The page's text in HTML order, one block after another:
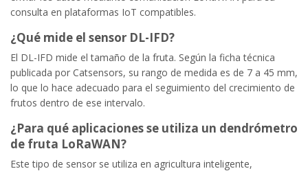
consulta en plataformas IoT compatibles.
¿Qué mide el sensor DL-IFD?
El DL-IFD mide el tamaño de la fruta. Según la ficha técnica
publicada por Catsensors, su rango de medida es de 7 a 45 mm,
lo que lo hace adecuado para el seguimiento del crecimiento de
frutos dentro de ese intervalo.
¿Para qué aplicaciones se utiliza un dendrómetro
de fruta LoRaWAN?
Este tipo de sensor se utiliza en agricultura inteligente,